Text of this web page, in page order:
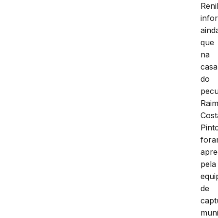
que
na
casa
do
pela
de